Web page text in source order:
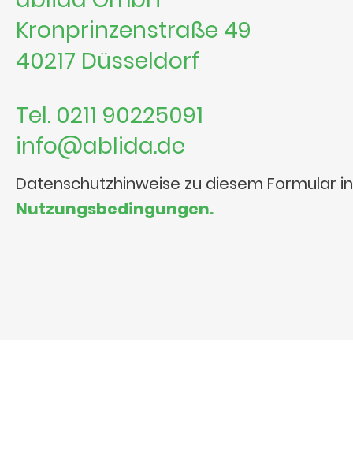
Kronprinzenstraße 49
40217 Düsseldorf
Tel. 0211 90225091
info@ablida.de
Datenschutzhinweise zu diesem Formular
Nutzungsbedingungen.